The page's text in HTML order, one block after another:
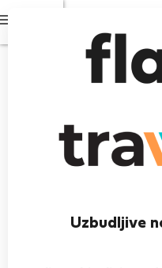
Uzbudljive
Prikažite
Provjereno od strane
StayProtection
New Studio near